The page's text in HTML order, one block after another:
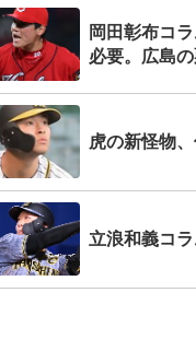
岡田彰布コ
必要。広島
虎の新怪物
立浪和義コ